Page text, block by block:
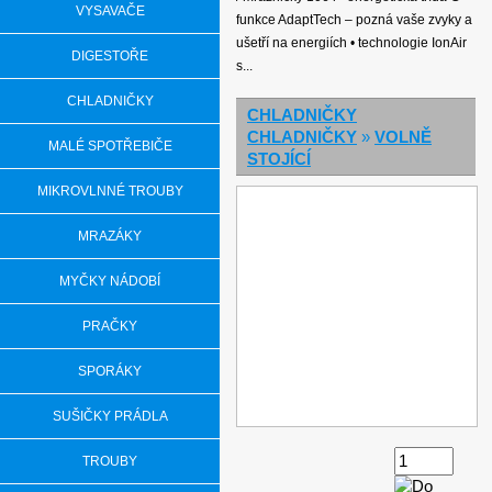
funkce AdaptTech – pozná vaše zvyky a
ušetří na energiích • technologie IonAir
s...
CHLADNIČKY
CHLADNIČKY » VOLNĚ
STOJÍCÍ
VYSAVAČE
DIGESTOŘE
CHLADNIČKY
MALÉ SPOTŘEBIČE
MIKROVLNNÉ TROUBY
MRAZÁKY
MYČKY NÁDOBÍ
PRAČKY
SPORÁKY
SUŠIČKY PRÁDLA
TROUBY